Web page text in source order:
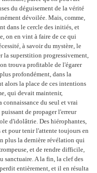
du déguisement de la vérité
dévoilée. Mais, comme,
dans le cercle des initiés, et
on en vint à faire de ce qui
à savoir du mystère, le
la superstition progressivement,
trouva profitable de l'égarer
profondément, dans la
alors la place de ces intentions
qui devait maintenir,
connaissance du seul et vrai
de propager l'erreur
d'idolâtrie. Des hiérophantes,
et pour tenir l'attente toujours en
plus la dernière révélation qui
et de rendre difficile,
sanctuaire. A la fin, la clef des
entièrement, et il en résulta